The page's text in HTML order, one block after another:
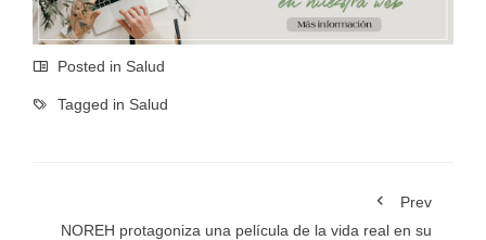
Posted in Salud
Tagged in Salud
Prev
NOREH protagoniza una película de la vida real en su